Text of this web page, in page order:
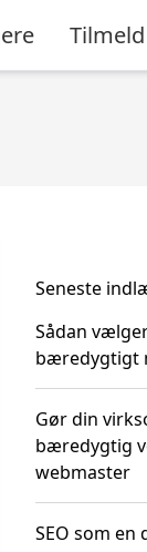
Tilmeld
Seneste
Sådan
bæredygtigt
Gør din
bæredygtig
webmaster
SEO som